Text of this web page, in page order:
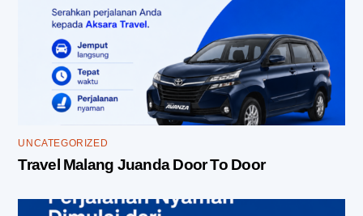
UNCATEGORIZED
Travel Malang Juanda Door To Door